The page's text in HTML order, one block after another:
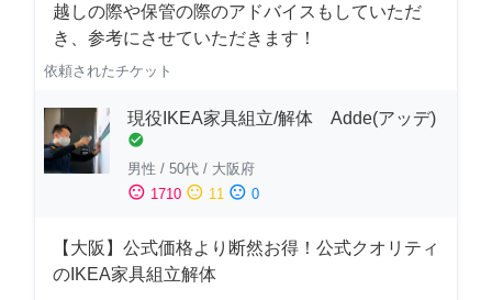
越しの際や保管の際のアドバイスもしていただ
き、参考にさせていただきます！
依頼されたチケット
現役IKEA家具組立/解体 Adde(アッデ)
check_circle
男性 / 50代 / 大阪府
sentiment_satisfied 1710 sentiment_neutral 11 sentiment_dissatisfied 0
【大阪】公式価格より断然お得！公式クオリティ
のIKEA家具組立解体